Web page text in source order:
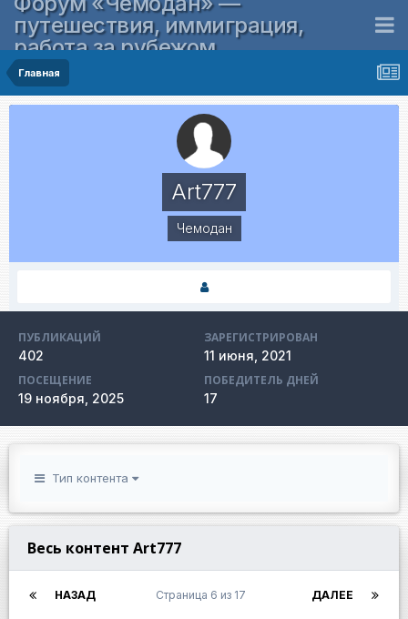
путешествия, иммиграция,
работа за рубежом
Главная
Art777
Чемодан
ПУБЛИКАЦИЙ
402
ЗАРЕГИСТРИРОВАН
11 июня, 2021
ПОСЕЩЕНИЕ
19 ноября, 2025
ПОБЕДИТЕЛЬ ДНЕЙ
17
Тип контента
Весь контент Art777
НАЗАД ДАЛЕЕ
Страница 6 из 17